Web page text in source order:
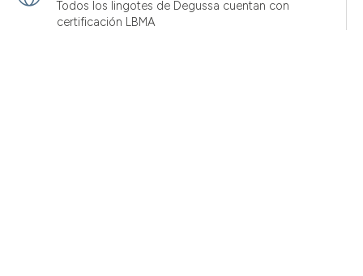
Todos los lingotes de Degussa cuentan con
certificación LBMA